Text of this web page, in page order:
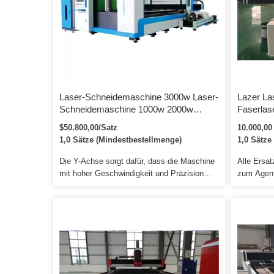
Laser-
[…]
Laser-Schneidemaschine 3000w Laser-
Schneidemaschine 1000w 2000w
3000w Blech- und Rohrlaser-
Schneidemaschine mit Neupreis
$50.800,00/Satz
1,0 Sätze (Mindestbestellmenge)
Die Y-Achse sorgt dafür, dass die Maschine
mit hoher Geschwindigkeit und Präzision
zur Verfügung, wenn Sie Ersatz benötigen.
Lazer
1000w
Carbon-
1,0
Alle
zum
stellen
zum